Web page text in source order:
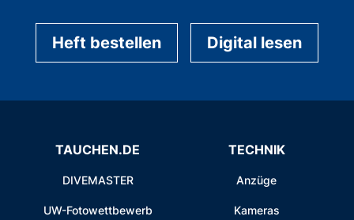
Heft bestellen Digital lesen
TAUCHEN.DE
DIVEMASTER
UW-Fotowettbewerb
TECHNIK
Anzüge
Kameras